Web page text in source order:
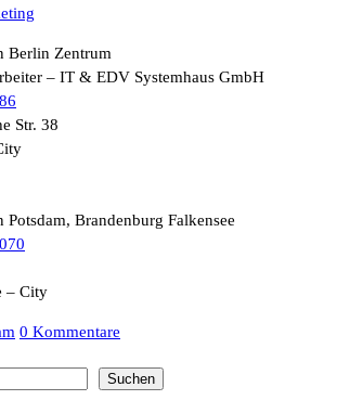
Berlin Zentrum
– IT & EDV Systemhaus GmbH
Str. 38
Potsdam, Brandenburg Falkensee
– City
0 Kommentare
Suchen